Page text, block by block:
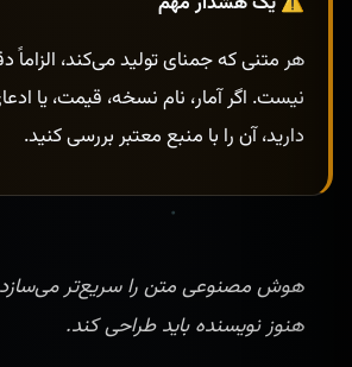
هر متنی که جمنای تولید می‌کند، الزاماً
نیست. اگر آمار، نام نسخه، قیمت، یا
دارید، آن را با منبع معتبر بررسی کنید.
هوش مصنوعی متن را سریع‌تر می‌سازد،
هنوز نویسنده باید طراحی کند.